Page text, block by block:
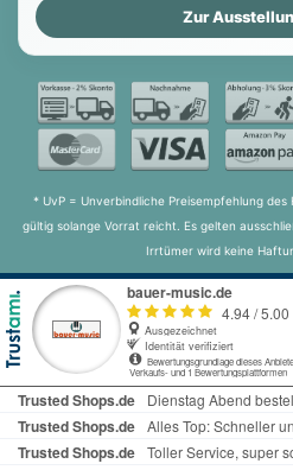
Zur
* UvP = Unverbindliche Preisempfehlung
gültig solange Vorrat reicht. Es gelten
Irrtümer wird keine